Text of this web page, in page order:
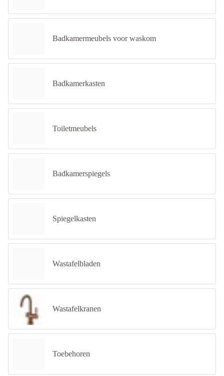
Badkamermeubels voor waskom
Badkamerkasten
Toiletmeubels
Badkamerspiegels
Spiegelkasten
Wastafelbladen
Wastafelkranen
Toebehoren